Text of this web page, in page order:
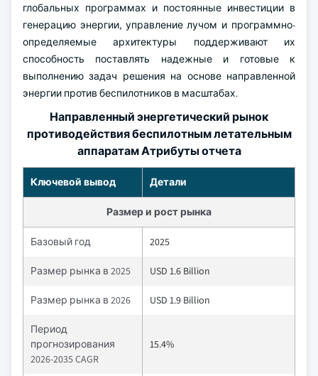
глобальных программах и постоянные инвестиции в
генерацию энергии, управление лучом и программно-
определяемые архитектуры поддерживают их
способность поставлять надежные и готовые к
выполнению задач решения на основе направленной
энергии против беспилотников в масштабах.
Направленный энергетический рынок
противодействия беспилотным летательным
аппаратам Атрибуты отчета
Ключевой вывод Детали
Размер и рост рынка
Базовый год 2025
Размер рынка в 2025 USD 1.6 Billion
Размер рынка в 2026 USD 1.9 Billion
Период
прогнозирования
2026-2035 CAGR
15.4%